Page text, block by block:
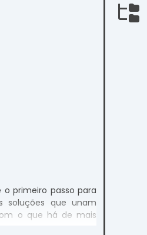
primeiro passo para
soluções que unam
o que há de mais